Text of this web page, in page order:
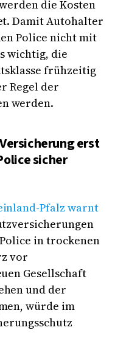
die Kosten
Damit Autohalter
Police nicht mit
wichtig, die
frühzeitig
Regel der
werden.
erst
sicher
Pfalz warnt
in trockenen
vor
Gesellschaft
und der
würde im